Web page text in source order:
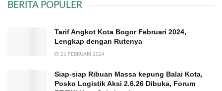
BERITA POPULER
Tarif Angkot Kota Bogor Februari 2024,
Lengkap dengan Rutenya
21 FEBRUARI 2024
Siap-siap Ribuan Massa kepung Balai Kota,
Posko Logistik Aksi 2.6.26 Dibuka, Forum